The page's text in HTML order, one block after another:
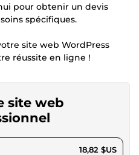
pour obtenir un devis
spécifiques.
site web WordPress
réussite en ligne !
site web
$US 18,82 $US